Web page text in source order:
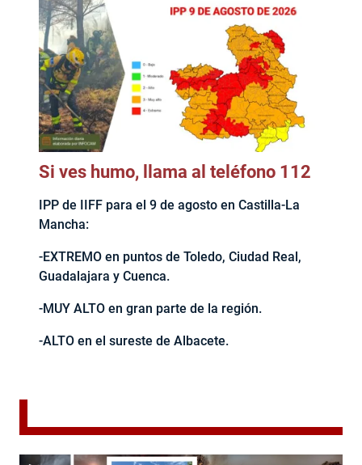
Si ves humo, llama al teléfono 112
IPP de IIFF para el 9 de agosto en Castilla-La
Mancha:
-EXTREMO en puntos de Toledo, Ciudad Real,
Guadalajara y Cuenca.
-MUY ALTO en gran parte de la región.
-ALTO en el sureste de Albacete.